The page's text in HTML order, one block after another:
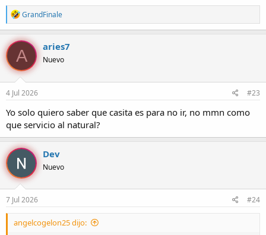
R
e
a
c
c
i
o
n
e
s
GrandFinale
A aries7
Nuevo
4 Jul 2026 #23
Yo solo quiero saber que casita es para no ir, no mmn como
que servicio al natural?
Dev
Nuevo
7 Jul 2026 #24
angelcogelon25 dijo: